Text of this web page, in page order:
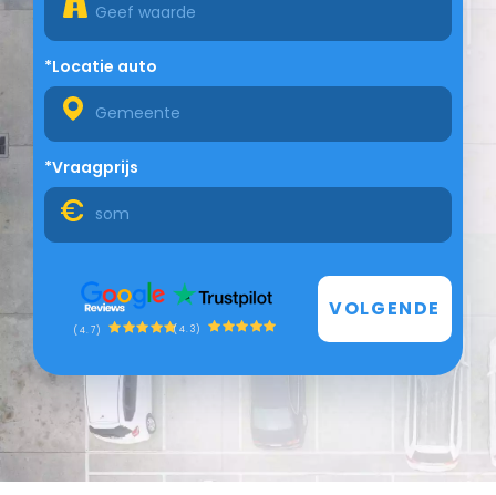
*Locatie auto
*Vraagprijs
(4.7) (4.3)
VOLGENDE